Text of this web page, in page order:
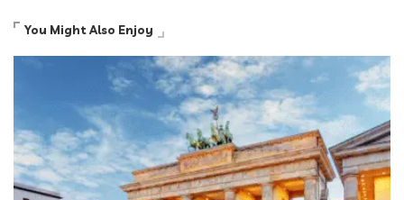
You Might Also Enjoy